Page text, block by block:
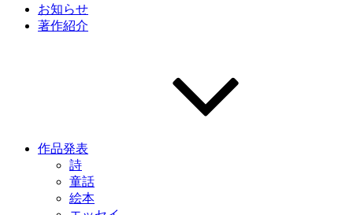
お知らせ
著作紹介
作品発表
詩
童話
絵本